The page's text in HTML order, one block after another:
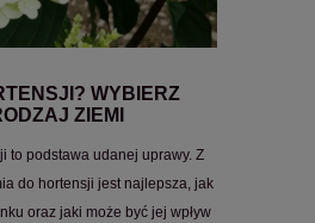
WYBIERZ
ZIEMI
to podstawa udanej uprawy. Z
do hortensji jest najlepsza, jak
oraz jaki może być jej wpływ